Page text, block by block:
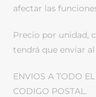
afectar las
Precio por unidad,
tendrá que enviar al
ENVIOS A TODO
CODIGO POSTAL.